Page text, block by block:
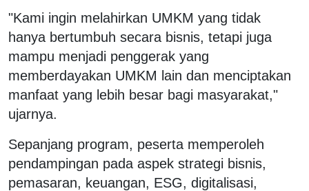
"Kami ingin melahirkan UMKM yang tidak
hanya bertumbuh secara bisnis, tetapi juga
mampu menjadi penggerak yang
memberdayakan UMKM lain dan menciptakan
manfaat yang lebih besar bagi masyarakat,"
ujarnya.
Sepanjang program, peserta memperoleh
pendampingan pada aspek strategi bisnis,
pemasaran, keuangan, ESG, digitalisasi,